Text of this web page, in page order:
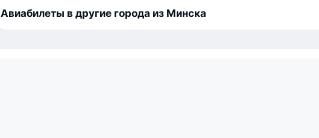
Авиабилеты в другие города из Минска